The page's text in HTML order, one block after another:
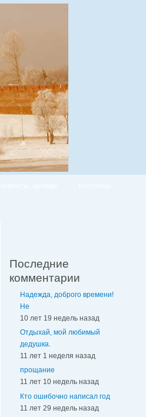
Последние
комментарии
Надежда, доброго времени!
Не
10 лет 19 недель назад
Отдыхай, мой любимый
дедушка.
11 лет 1 неделя назад
прощание
11 лет 10 недель назад
Кто ошибочно написал год
11 лет 29 недель назад